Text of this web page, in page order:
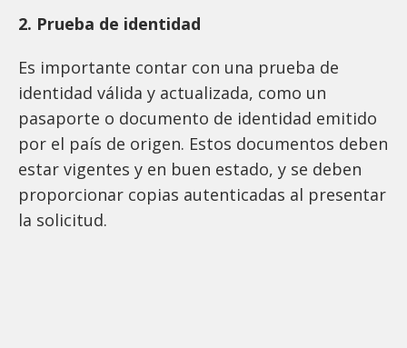
2. Prueba de identidad
Es importante contar con una prueba de
identidad válida y actualizada, como un
pasaporte o documento de identidad emitido
por el país de origen. Estos documentos deben
estar vigentes y en buen estado, y se deben
proporcionar copias autenticadas al presentar
la solicitud.